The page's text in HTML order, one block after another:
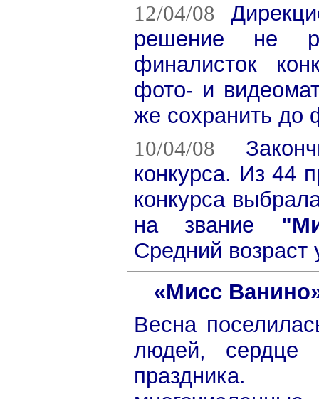
12/04/08
решение не
финалисток
фото- и
же сохранить до
10/04/08
конкурса. Из 44
конкурса
на звание
Средний возраст
«Мисс
Весна
людей, сердце
праздника.